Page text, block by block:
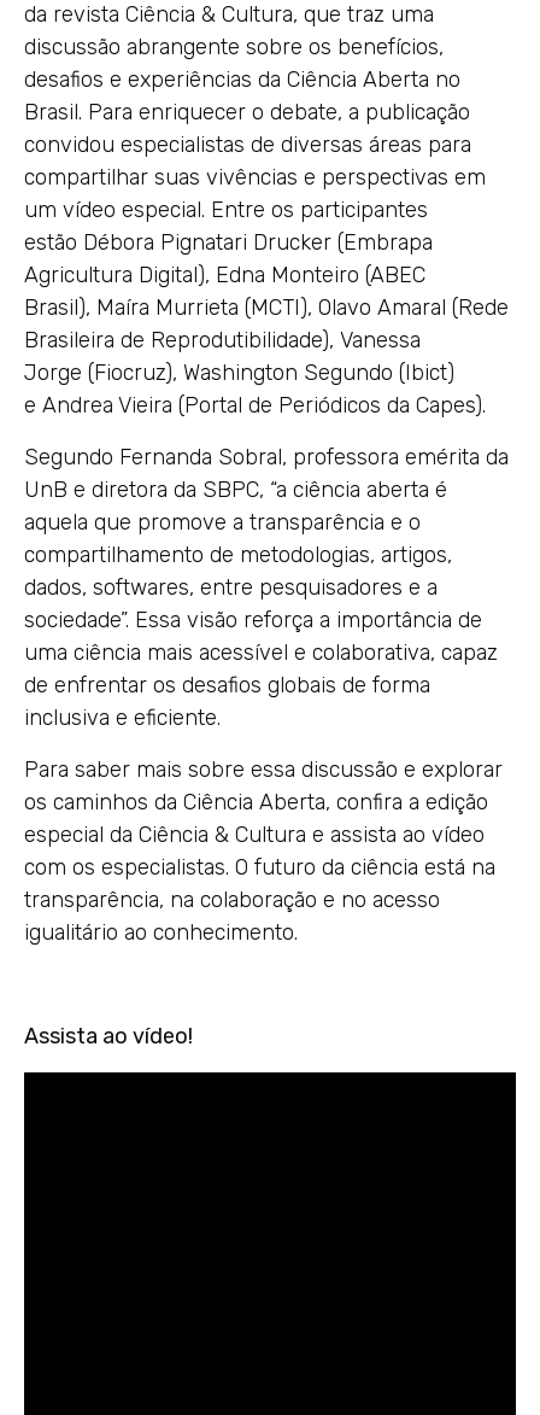
da revista Ciência & Cultura, que traz uma
discussão abrangente sobre os benefícios,
desafios e experiências da Ciência Aberta no
Brasil. Para enriquecer o debate, a publicação
convidou especialistas de diversas áreas para
compartilhar suas vivências e perspectivas em
um vídeo especial. Entre os participantes
estão Débora Pignatari Drucker (Embrapa
Agricultura Digital), Edna Monteiro (ABEC
Brasil), Maíra Murrieta (MCTI), Olavo Amaral (Rede
Brasileira de Reprodutibilidade), Vanessa
Jorge (Fiocruz), Washington Segundo (Ibict)
e Andrea Vieira (Portal de Periódicos da Capes).
Segundo Fernanda Sobral, professora emérita da
UnB e diretora da SBPC, “a ciência aberta é
aquela que promove a transparência e o
compartilhamento de metodologias, artigos,
dados, softwares, entre pesquisadores e a
sociedade”. Essa visão reforça a importância de
uma ciência mais acessível e colaborativa, capaz
de enfrentar os desafios globais de forma
inclusiva e eficiente.
Para saber mais sobre essa discussão e explorar
os caminhos da Ciência Aberta, confira a edição
especial da Ciência & Cultura e assista ao vídeo
com os especialistas. O futuro da ciência está na
transparência, na colaboração e no acesso
igualitário ao conhecimento.
Assista ao vídeo!